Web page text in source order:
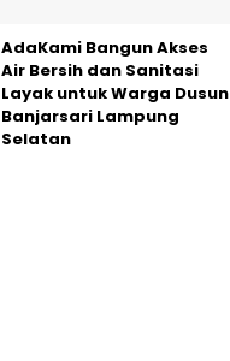
AdaKami Bangun Akses
Air Bersih dan Sanitasi
Layak untuk Warga Dusun
Banjarsari Lampung
Selatan